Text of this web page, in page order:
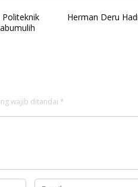
Politeknik
Herman Deru
wajib ditandai *